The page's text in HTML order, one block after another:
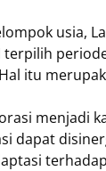
usia,
terpilih
itu
menjadi
dapat